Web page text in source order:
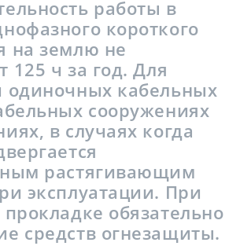
работы в
короткого
на землю не
125 ч за год. Для
одиночных кабельных
сооружениях
в случаях когда
растягивающим
эксплуатации. При
обязательно
средств огнезащиты.